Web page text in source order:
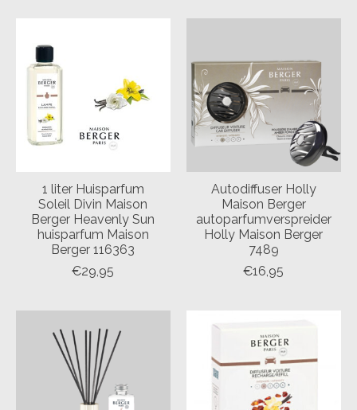
1 liter Huisparfum
Soleil Divin Maison
Berger Heavenly Sun
huisparfum Maison
Berger 116363
€29,95
Autodiffuser Holly
Maison Berger
autoparfumverspreider
Holly Maison Berger
7489
€16,95